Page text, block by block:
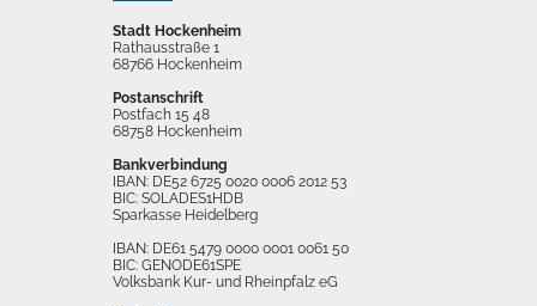
Stadt Hockenheim
Rathausstraße 1
68766 Hockenheim
Postanschrift
Postfach 15 48
68758 Hockenheim
Bankverbindung
IBAN: DE52 6725 0020 0006 2012 53
BIC: SOLADES1HDB
Sparkasse Heidelberg
IBAN: DE61 5479 0000 0001 0061 50
BIC: GENODE61SPE
Volksbank Kur- und Rheinpfalz eG